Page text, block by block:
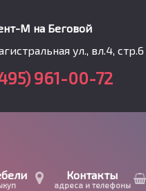
М на Беговой
ул., вл.4, стр.6
961-00-72
Контакты
адреса и телефоны